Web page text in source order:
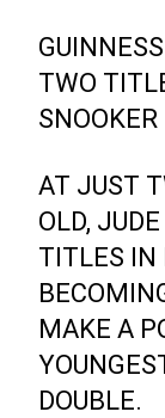
TWO
AT JUST
OLD,
TITLES IN
MAKE A
DOUBLE.